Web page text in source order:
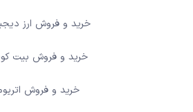
خرید و فروش ارز
خرید و فروش بیت
خرید و فروش